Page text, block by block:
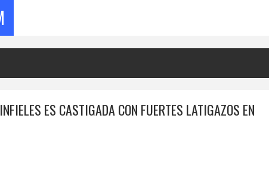
ES CASTIGADA CON FUERTES LATIGAZOS EN